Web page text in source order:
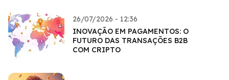
26/07/2026 - 12:36
INOVAÇÃO EM PAGAMENTOS: O
FUTURO DAS TRANSAÇÕES B2B
COM CRIPTO